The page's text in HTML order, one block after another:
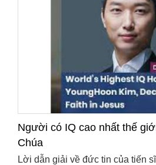
Người có IQ cao nhất thế
Chúa
Lời dẫn giải về đức tin của tiến